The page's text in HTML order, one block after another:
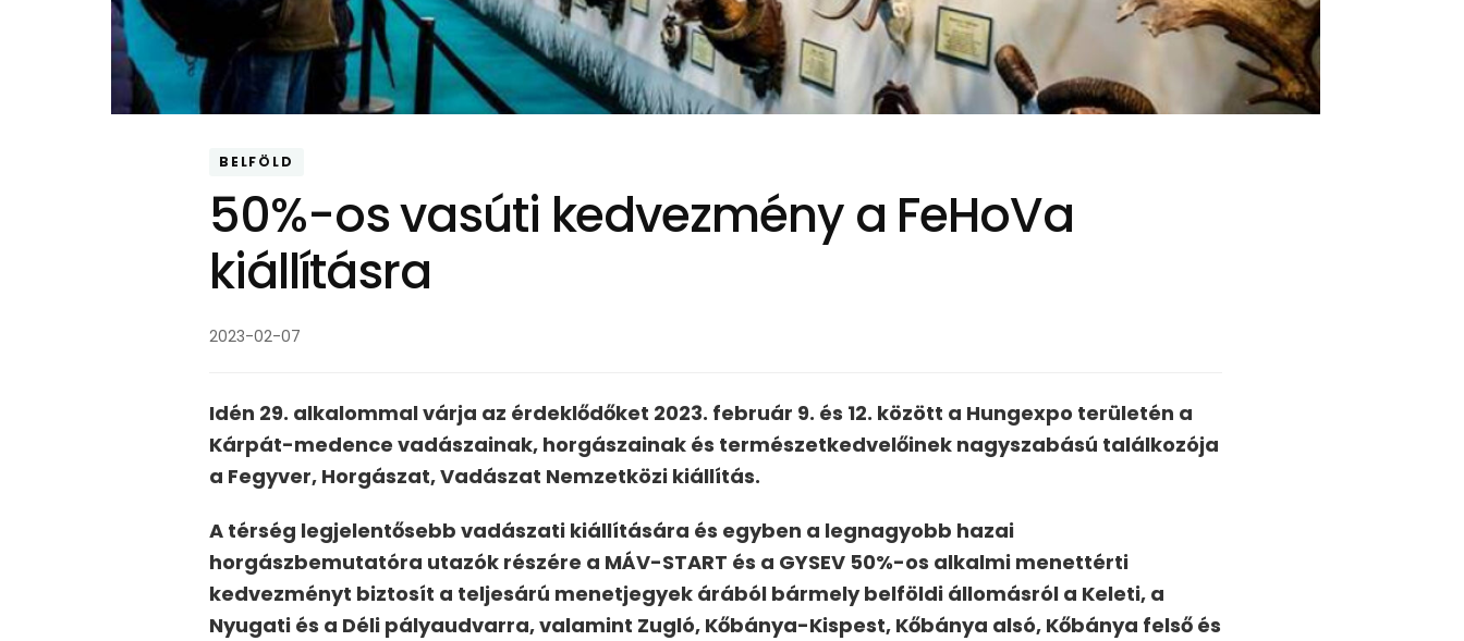
BELFÖLD
50%-os vasúti kedvezmény a FeHoVa
kiállításra
2023-02-07
Idén 29. alkalommal várja az érdeklődőket 2023. február 9. és 12. között a Hungexpo területén a
Kárpát-medence vadászainak, horgászainak és természetkedvelőinek nagyszabású találkozója
a Fegyver, Horgászat, Vadászat Nemzetközi kiállítás.
A térség legjelentősebb vadászati kiállítására és egyben a legnagyobb hazai
horgászbemutatóra utazók részére a MÁV-START és a GYSEV 50%-os alkalmi menettérti
kedvezményt biztosít a teljesárú menetjegyek árából bármely belföldi állomásról a Keleti, a
Nyugati és a Déli pályaudvarra, valamint Zugló, Kőbánya-Kispest, Kőbánya alsó, Kőbánya felső és